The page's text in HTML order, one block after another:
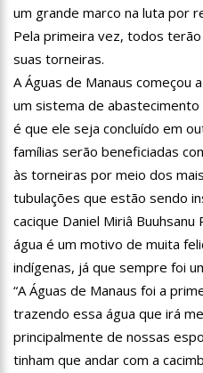
12:26 Ministros de Lula
de
12:21
Elymar Santos movimenta
os melhores
12:18 Patrícia Abravanel fica
Silvio
12:06
“Me sentia diminuído por
diz
12:34 Negociação de paz
12:24 Prefeitura de Manaus
Programa
12:21
VÍDEO: Homem
Manaus e diz que
12:15
Produtor de Lana Del
xenofobia
12:09 Noivado de Luan
reaproximar da
um grande marco na luta por
Pela primeira vez, todos
suas torneiras.
A Águas de Manaus começou
um sistema de
é que ele seja concluído em
famílias serão beneficiadas
às torneiras por meio dos
tubulações que estão sendo
cacique Daniel Miriâ
água é um motivo de muita
indígenas, já que sempre foi
“A Águas de Manaus foi a
trazendo essa água que irá
principalmente de nossas
tinham que andar com a